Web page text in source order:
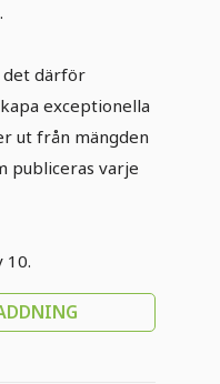
det därför
exceptionella
ut från mängden
publiceras varje
10.